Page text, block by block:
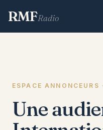
RMFRadio
ESPACE
Une